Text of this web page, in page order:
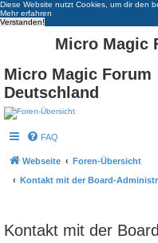
Diese Website nutzt Cookies, um dir den
Mehr erfahren
Verstanden!
Micro Magic
Micro Magic Forum
Deutschland
FAQ
Webseite
Foren-Übersicht
Kontakt mit der Board-
Kontakt mit der